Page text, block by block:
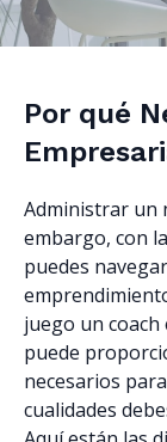
Por qué
Administrar un
embargo, con
puedes
juego un
puede
necesarios
cualidades